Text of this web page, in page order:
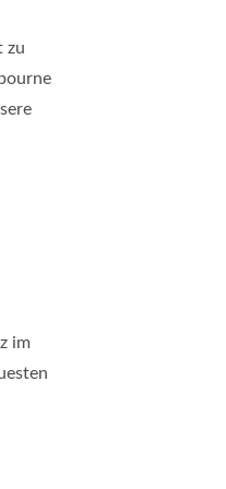
zu
im